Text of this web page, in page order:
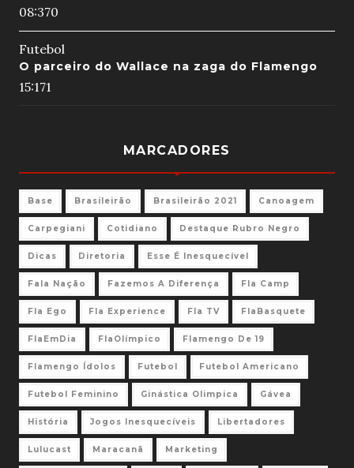
08:370
Futebol
O parceiro do Wallace na zaga do Flamengo
15:171
MARCADORES
Base Brasileirão Brasileirão 2021 Canoagem
Carpegiani Cotidiano Destaque Rubro Negro
Dicas Diretoria Esse É Inesquecível
Fala Nação Fazemos A Diferença Fla Camp
Fla Ego Fla Experience Fla TV FlaBasquete
FlaEmDia FlaOlímpico Flamengo De 19
Flamengo Ídolos Futebol Futebol Americano
Futebol Feminino Ginástica Olimpica Gávea
História Jogos Inesquecíveis Libertadores
Lulucast Maracanã Marketing